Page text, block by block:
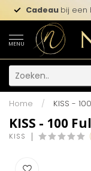
Cadeau bij een
MENU
Home / KISS -
KISS - 100
KISS